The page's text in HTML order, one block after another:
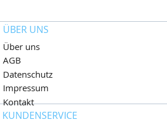
ÜBER UNS
Über uns
AGB
Datenschutz
Impressum
Kontakt
KUNDENSERVICE